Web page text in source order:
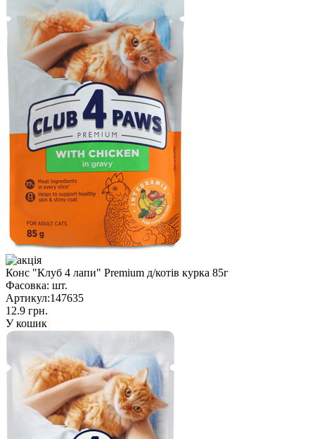
Конс "Клуб 4 лапи" Premium д/котів курка 85г
Фасовка: шт.
Артикул:147635
12.9 грн.
У кошик